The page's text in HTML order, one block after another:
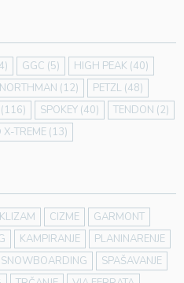
GGC (5) HIGH PEAK (40)
NORTHMAN (12) PETZL (48)
(116) SPOKEY (40) TENDON (2)
TREME (13)
CIZME
GARMONT
KAMPIRANJE
PLANINARENJE
SNOWBOARDING
SPAŠAVANJE